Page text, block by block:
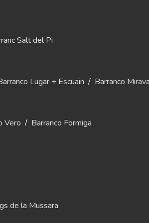
Salt del Pi
Lugar + Escuain / Barranco
Vero / Barranco Formiga
de la Mussara